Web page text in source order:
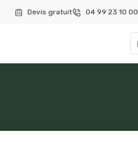
Devis gratuit 04 99 23 10 00